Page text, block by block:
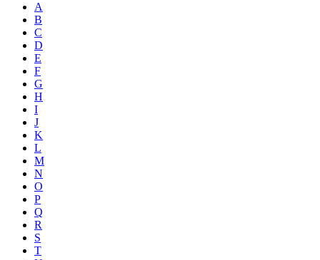
A
B
C
D
E
F
G
H
I
J
K
L
M
N
O
P
Q
R
S
T